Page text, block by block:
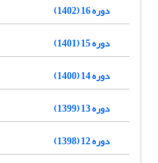
دوره 16 (1402)
دوره 15 (1401)
دوره 14 (1400)
دوره 13 (1399)
دوره 12 (1398)